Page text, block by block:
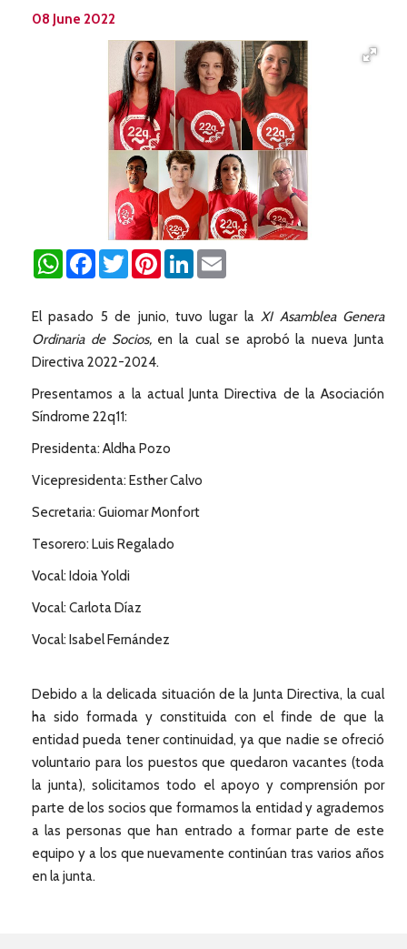
08 June 2022
WhatsAppFacebookTwitterPinterestLinkedIn
El pasado 5 de junio, tuvo lugar laXI Asamblea Genera
Ordinaria de Socios,en la cual se aprobó la nueva Junta
Directiva 2022-2024.
Presentamos a la actual Junta Directiva de la Asociación
Síndrome 22q11:
Presidenta: Aldha Pozo
Vicepresidenta: Esther Calvo
Secretaria: Guiomar Monfort
Tesorero: Luis Regalado
Vocal: Idoia Yoldi
Vocal: Carlota Díaz
Vocal: Isabel Fernández
Debido a la delicada situación de la Junta Directiva, la cual
ha sido formada y constituida con el finde de que la
entidad pueda tener continuidad, ya que nadie se ofreció
voluntario para los puestos que quedaron vacantes (toda
la junta), solicitamos todo el apoyo y comprensión por
parte de los socios que formamos la entidad y agrademos
a las personas que han entrado a formar parte de este
equipo y a los que nuevamente continúan tras varios años
en la junta.